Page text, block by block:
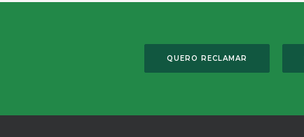
QUERO RECLAMAR